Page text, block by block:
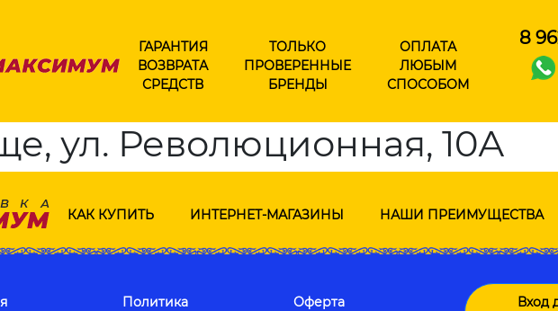
ГАРАНТИЯ
ВОЗВРАТА
СРЕДСТВ
ТОЛЬКО
ПРОВЕРЕННЫЕ
БРЕНДЫ
ОПЛАТА
ЛЮБЫМ
СПОСОБОМ
8
ул. Революционная, 10А
КАК КУПИТЬ ИНТЕРНЕТ-МАГАЗИНЫ НАШИ ПРЕИМУЩЕСТВА
Политика
Оферта
Вход